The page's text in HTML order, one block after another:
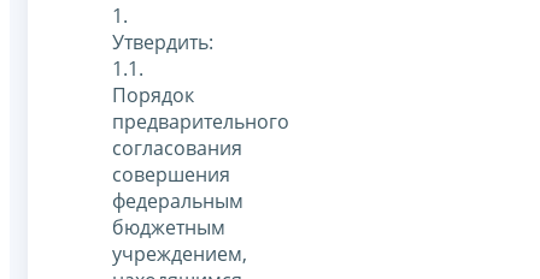
1.
Утвердить:
1.1.
Порядок
предварительного
согласования
совершения
федеральным
бюджетным
учреждением,